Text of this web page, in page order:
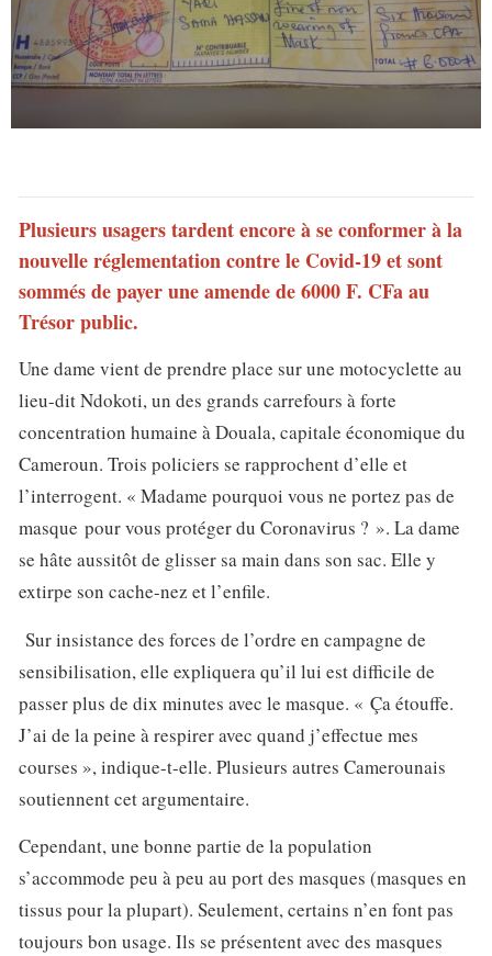
Plusieurs usagers tardent encore à se conformer à la
nouvelle réglementation contre le Covid-19 et sont
sommés de payer une amende de 6000 F. CFa au
Trésor public.
Une dame vient de prendre place sur une motocyclette au
lieu-dit Ndokoti, un des grands carrefours à forte
concentration humaine à Douala, capitale économique du
Cameroun. Trois policiers se rapprochent d’elle et
l’interrogent. « Madame pourquoi vous ne portez pas de
masque pour vous protéger du Coronavirus ? ». La dame
se hâte aussitôt de glisser sa main dans son sac. Elle y
extirpe son cache-nez et l’enfile.
Sur insistance des forces de l’ordre en campagne de
sensibilisation, elle expliquera qu’il lui est difficile de
passer plus de dix minutes avec le masque. « Ça étouffe.
J’ai de la peine à respirer avec quand j’effectue mes
courses », indique-t-elle. Plusieurs autres Camerounais
soutiennent cet argumentaire.
Cependant, une bonne partie de la population
s’accommode peu à peu au port des masques (masques en
tissus pour la plupart). Seulement, certains n’en font pas
toujours bon usage. Ils se présentent avec des masques